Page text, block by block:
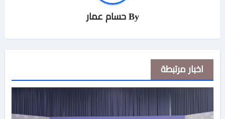
By حسام عمار
اخبار مرتبطة